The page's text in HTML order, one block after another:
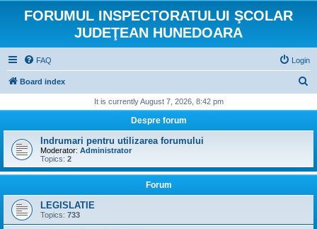
FORUMUL INSPECTORATULUI ŞCOLAR
JUDEŢEAN HUNEDOARA
FAQ Login
Board index
r
h
It is currently August 7, 2026, 8:42 pm
Despre forum
Indrumari pentru utilizarea forumului
Moderator: Administrator
Topics: 2
Forum
LEGISLATIE
Topics: 733